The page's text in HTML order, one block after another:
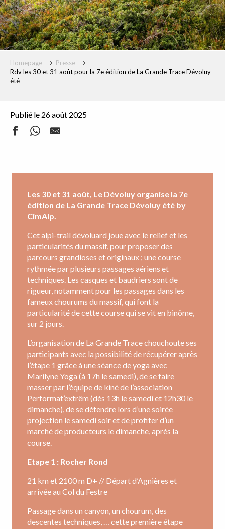
Homepage
Presse
Rdv les 30 et 31 août pour la 7e édition de La Grande Trace Dévoluy
été
Publié le 26 août 2025
Les 30 et 31 août, Le Dévoluy organise la 7e
édition de La Grande Trace Dévoluy été by
CimAlp.
Cet alpi-trail dévoluard joue avec le relief et les
particularités du massif, pour proposer des
parcours grandioses et originaux ; une course
rythmée par plusieurs passages aériens et
techniques. Les casques et baudriers sont de
rigueur, notamment pour les passages dans les
fameux chourums du massif, qui font la
particularité de cette course qui se vit en binôme,
sur 2 jours.
L’organisation de La Grande Trace chouchoute ses
participants avec la possibilité de récupérer après
l’étape 1 grâce à une séance de yoga avec
Marilyne Yoga (à 17h le samedi), de se faire
masser par l’équipe de kiné de l’association
Performat’extrêm (dès 13h le samedi et 12h30 le
dimanche), de se détendre lors d’une soirée
projection le samedi soir et de profiter d’un
marché de producteurs le dimanche, après la
course.
Etape 1 : Rocher Rond
21 km et 2100 m D+ // Départ d’Agnières et
arrivée au Col du Festre
Passage dans un canyon, un chourum, des
descentes techniques, … cette première étape